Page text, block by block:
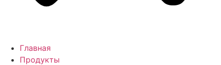
Главная
Продукты